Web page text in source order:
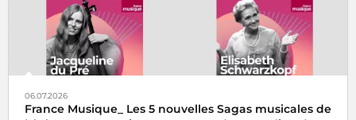
06.07.2026
France Musique_ Les 5 nouvelles Sagas musicales de